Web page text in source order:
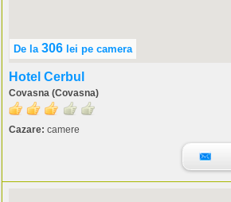
De la 306 lei pe camera
Hotel Cerbul
Covasna (Covasna)
Cazare: camere